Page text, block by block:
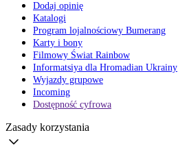
Dodaj opinię
Katalogi
Program lojalnościowy Bumerang
Karty i bony
Filmowy Świat Rainbow
Informatsiya dla Hromadian Ukrainy
Wyjazdy grupowe
Incoming
Dostępność cyfrowa
Zasady korzystania